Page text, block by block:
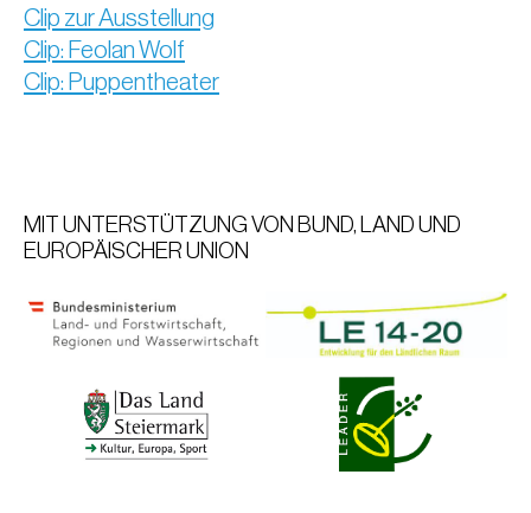
Clip zur Ausstellung
Clip: Feolan Wolf
Clip: Puppentheater
MIT UNTERSTÜTZUNG VON BUND, LAND UND
EUROPÄISCHER UNION